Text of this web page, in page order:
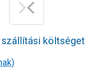
szállítási költséget